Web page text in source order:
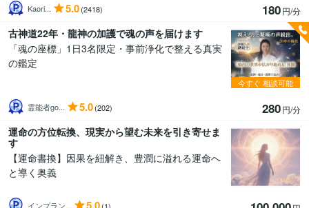
Kaori... 5.0(2418) 180円/分
古神道22年・龍神の加護で魂の声を届けます
「魂の座標」1日3名限定・事前浄化で整える真実
の鑑定
霊能者go... 5.0(202) 280円/分
今すぐ 相談可能
運命の方位転換、現実から望む未来を引き寄せま
す
【運命書換】因果を紐解き、豊潤に溢れる運命へ
と導く奥義
インプラン...